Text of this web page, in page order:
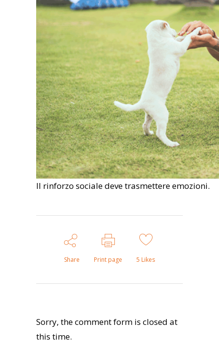
Il rinforzo sociale deve trasmettere emozioni.
Share Print page 5 Likes
Sorry, the comment form is closed at
this time.